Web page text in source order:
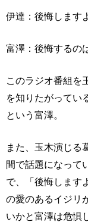
伊達：後悔します
富澤：後悔するの
このラジオ番組を
を知りたがってい
という富澤。
また、玉木演じる
間で話題になって
で、「後悔します
の愛のあるイジリ
いかと富澤は危惧